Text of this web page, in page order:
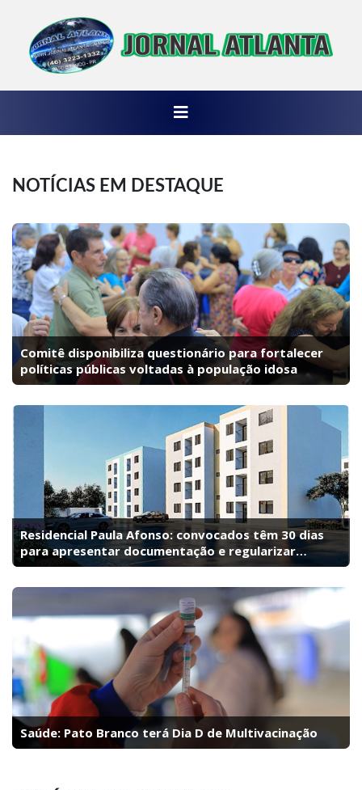
NOTÍCIAS EM DESTAQUE
Comitê disponibiliza questionário para fortalecer
políticas públicas voltadas à população idosa
Residencial Paula Afonso: convocados têm 30 dias
para apresentar documentação e regularizar
pendências
Saúde: Pato Branco terá Dia D de Multivacinação